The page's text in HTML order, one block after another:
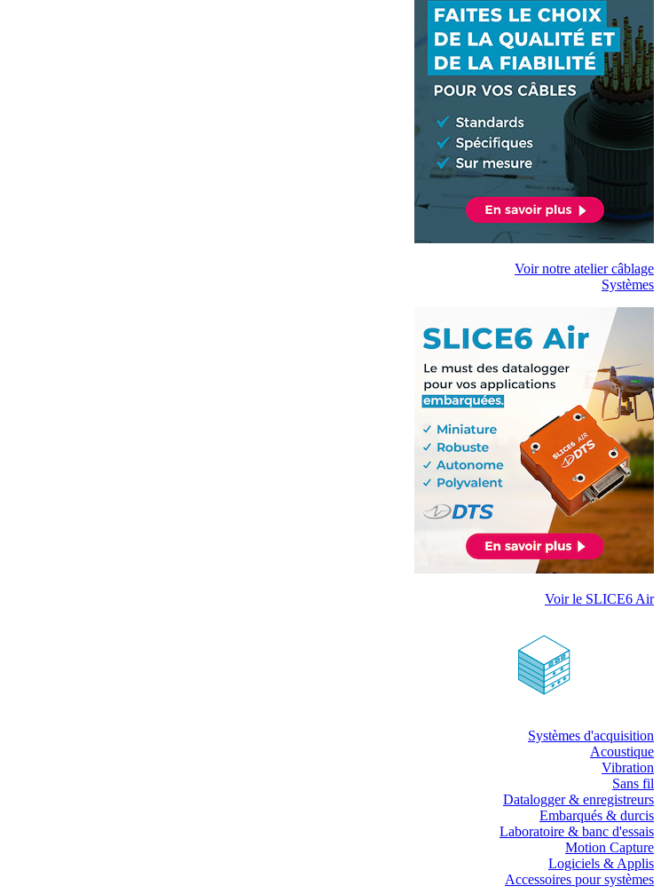
Voir notre atelier câblage
Systèmes
Voir le SLICE6 Air
Systèmes d'acquisition
Acoustique
Vibration
Sans fil
Datalogger & enregistreurs
Embarqués & durcis
Laboratoire & banc d'essais
Motion Capture
Logiciels & Applis
Accessoires pour systèmes